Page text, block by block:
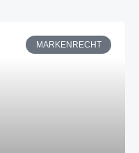
MARKENRECHT